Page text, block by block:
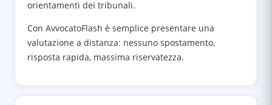
orientamenti dei tribunali.
Con AvvocatoFlash è semplice presentare una
valutazione a distanza: nessuno spostamento,
risposta rapida, massima riservatezza.